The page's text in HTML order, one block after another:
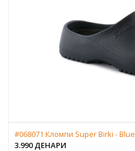
#068071 Кломпи Super Birki - Blue
3.990 ДЕНАРИ